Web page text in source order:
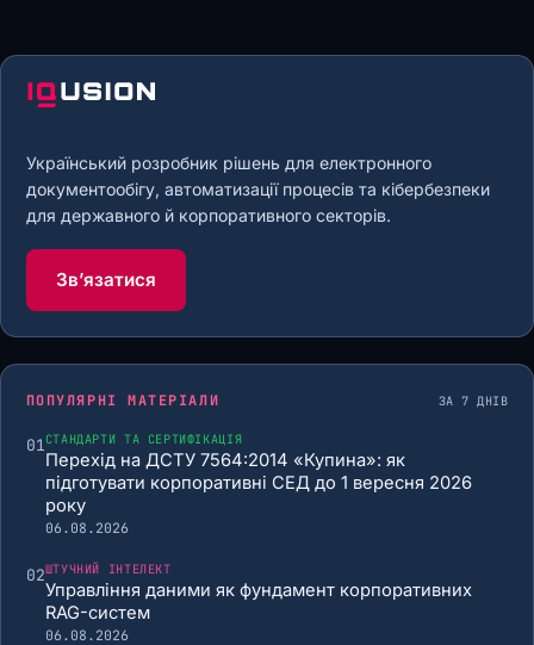
Український розробник рішень для електронного
документообігу, автоматизації процесів та кібербезпеки
для державного й корпоративного секторів.
Звʼязатися
ПОПУЛЯРНІ МАТЕРІАЛИ ЗА 7 ДНІВ
01СТАНДАРТИ ТА СЕРТИФІКАЦІЯ
Перехід на ДСТУ 7564:2014 «Купина»: як
підготувати корпоративні СЕД до 1 вересня 2026
року
06.08.2026
02ШТУЧНИЙ ІНТЕЛЕКТ
Управління даними як фундамент корпоративних
RAG-систем
06.08.2026